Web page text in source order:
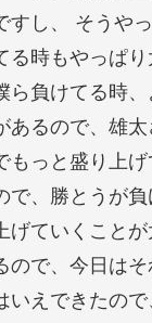
すし、 そうや
る時もやっぱり
ら負けてる時
あるので、雄
もっと盛り上げ
で、勝とうが
げていくことが
ので、今日はそ
いえできたので